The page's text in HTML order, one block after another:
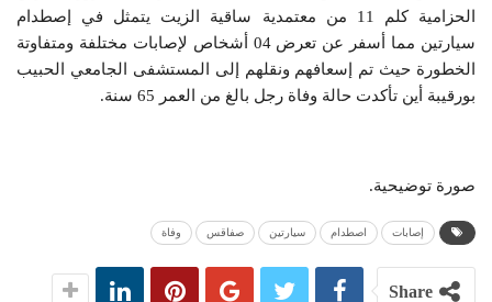
الحزامية كلم 11 من معتمدية ساقية الزيت يتمثل في إصطدام
سيارتين مما أسفر عن تعرض 04 أشخاص لإصابات مختلفة ومتفاوتة
الخطورة حيث تم إسعافهم ونقلهم إلى المستشفى الجامعي الحبيب
بورقيبة أين تأكدت حالة وفاة رجل بالغ من العمر 65 سنة.
صورة توضيحية.
إصابات اصطدام سيارتين صفاقس وفاة
Share